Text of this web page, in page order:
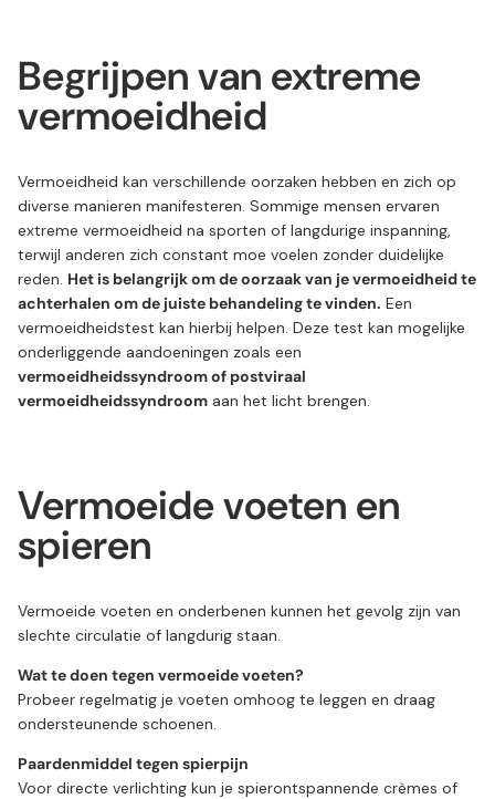
Begrijpen van extreme
vermoeidheid
Vermoeidheid kan verschillende oorzaken hebben en zich op
diverse manieren manifesteren. Sommige mensen ervaren
extreme vermoeidheid na sporten of langdurige inspanning,
terwijl anderen zich constant moe voelen zonder duidelijke
reden. Het is belangrijk om de oorzaak van je vermoeidheid te
achterhalen om de juiste behandeling te vinden. Een
vermoeidheidstest kan hierbij helpen. Deze test kan mogelijke
onderliggende aandoeningen zoals een
vermoeidheidssyndroom of postviraal
vermoeidheidssyndroom aan het licht brengen.
Vermoeide voeten en
spieren
Vermoeide voeten en onderbenen kunnen het gevolg zijn van
slechte circulatie of langdurig staan.
Wat te doen tegen vermoeide voeten?
Probeer regelmatig je voeten omhoog te leggen en draag
ondersteunende schoenen.
Paardenmiddel tegen spierpijn
Voor directe verlichting kun je spierontspannende crèmes of